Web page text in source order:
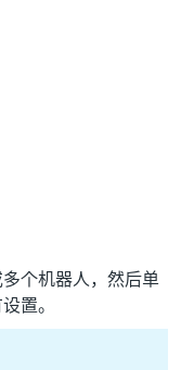
个机器人，然后单
置。